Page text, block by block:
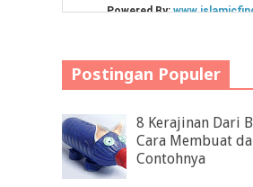
Postingan Populer
8 Kerajinan Dari
Cara Membuat
Contohnya